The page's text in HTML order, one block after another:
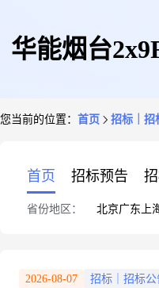
华能烟台
您当前的位置： 首页 招标｜招
首页 招标预告
省份地区： 北京广东 上
2026-08-07 招标｜招标公